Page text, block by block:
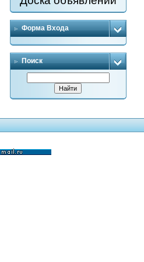
Форма Входа
Поиск